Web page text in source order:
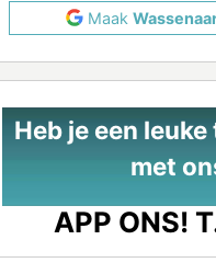
Maak
Heb je een
met
APP ONS!